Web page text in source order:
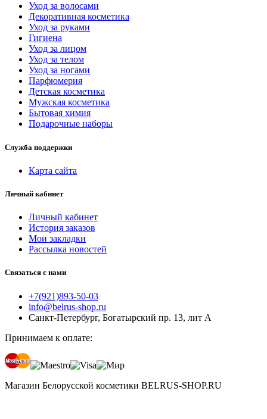
Уход за волосами
Декоративная косметика
Уход за руками
Гигиена
Уход за лицом
Уход за телом
Уход за ногами
Парфюмерия
Детская косметика
Мужская косметика
Бытовая химия
Подарочные наборы
Служба поддержки
Карта сайта
Личный кабинет
Личный кабинет
История заказов
Мои закладки
Рассылка новостей
Связаться с нами
+7(921)893-50-03
info@belrus-shop.ru
Санкт-Петербург, Богатырский пр. 13, лит А
Принимаем к оплате:
Магазин Белорусской косметики BELRUS-SHOP.RU